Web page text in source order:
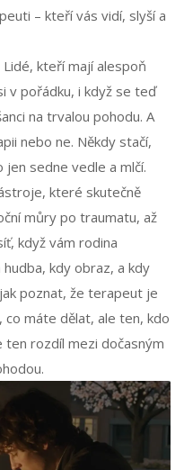
– kteří vás vidí, slyší a
Lidé, kteří mají alespoň
v pořádku, i když se teď
na trvalou pohodu. A
nebo ne. Někdy stačí,
sedne vedle a mlčí.
které skutečně
můry po traumatu, až
když vám rodina
kdy obraz, a kdy
poznat, že terapeut je
máte dělat, ale ten, kdo
ten rozdíl mezi dočasným